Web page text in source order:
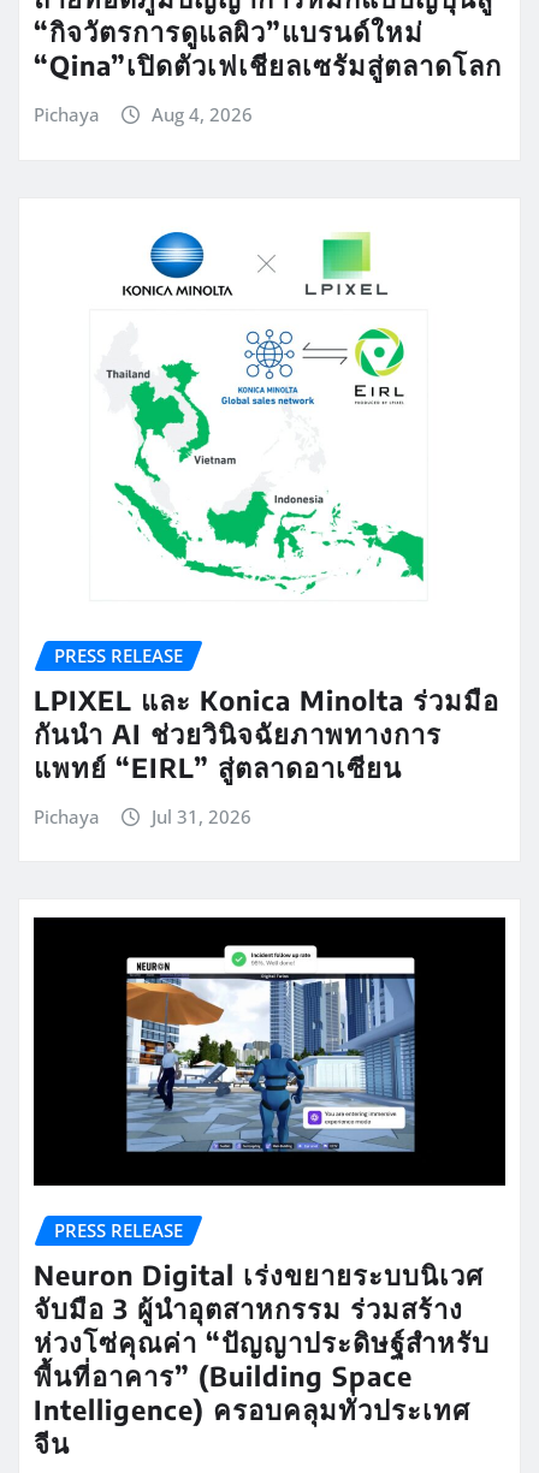
“กิจวัตรการดูแลผิว”แบรนด์ใหม่
“Qina”เปิดตัวเฟเชียลเซรัมสู่ตลาดโลก
Pichaya Aug 4, 2026
PRESS RELEASE
LPIXEL และ Konica Minolta ร่วมมือ
กันนำ AI ช่วยวินิจฉัยภาพทางการ
แพทย์ “EIRL” สู่ตลาดอาเซียน
Pichaya Jul 31, 2026
PRESS RELEASE
Neuron Digital เร่งขยายระบบนิเวศ
จับมือ 3 ผู้นำอุตสาหกรรม ร่วมสร้าง
ห่วงโซ่คุณค่า “ปัญญาประดิษฐ์สำหรับ
พื้นที่อาคาร” (Building Space
Intelligence) ครอบคลุมทั่วประเทศ
จีน